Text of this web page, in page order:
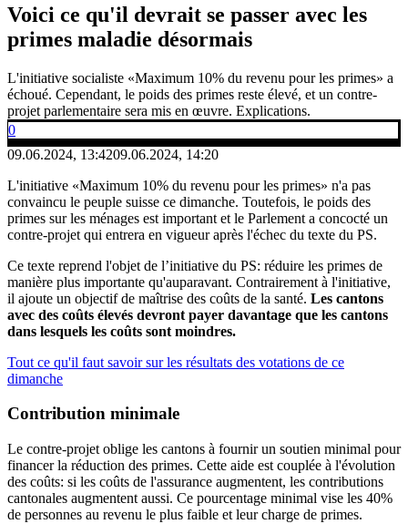
Voici ce qu'il devrait se passer avec les
primes maladie désormais
L'initiative socialiste «Maximum 10% du revenu pour les primes» a
échoué. Cependant, le poids des primes reste élevé, et un contre-
projet parlementaire sera mis en œuvre. Explications.
0
09.06.2024, 13:4209.06.2024, 14:20
L'initiative «Maximum 10% du revenu pour les primes» n'a pas
convaincu le peuple suisse ce dimanche. Toutefois, le poids des
primes sur les ménages est important et le Parlement a concocté un
contre-projet qui entrera en vigueur après l'échec du texte du PS.
Ce texte reprend l'objet de l’initiative du PS: réduire les primes de
manière plus importante qu'auparavant. Contrairement à l'initiative,
il ajoute un objectif de maîtrise des coûts de la santé. Les cantons
avec des coûts élevés devront payer davantage que les cantons
dans lesquels les coûts sont moindres.
Tout ce qu'il faut savoir sur les résultats des votations de ce
dimanche
Contribution minimale
Le contre-projet oblige les cantons à fournir un soutien minimal pour
financer la réduction des primes. Cette aide est couplée à l'évolution
des coûts: si les coûts de l'assurance augmentent, les contributions
cantonales augmentent aussi. Ce pourcentage minimal vise les 40%
de personnes au revenu le plus faible et leur charge de primes.